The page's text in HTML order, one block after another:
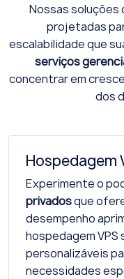
Nossas soluções
projetadas
escalabilidade que
serviços
concentrar em
dos
Hospedagem
Experimente o
privadosque
desempenho
hospedagem VPS
personalizáveis
necessidades